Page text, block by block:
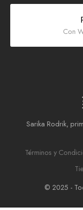
Con
Sarika Rodrik,
Términos y
© 2025 -